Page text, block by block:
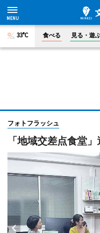
33°C 食べる 見る・遊
フォトフラッシュ
「地域交差点食堂